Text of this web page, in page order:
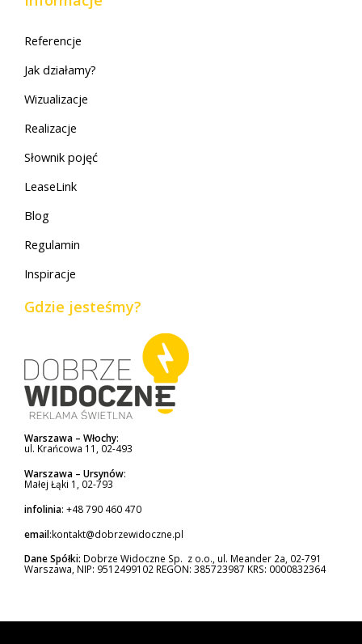
Referencje
Jak działamy?
Wizualizacje
Realizacje
Słownik pojęć
LeaseLink
Blog
Regulamin
Inspiracje
Gdzie jesteśmy?
Warszawa – Włochy:
ul. Krańcowa 11, 02-493
Warszawa – Ursynów:
Małej Łąki 1, 02-793
infolinia: +48 790 460 470
email:kontakt@dobrzewidoczne.pl
Dane Spółki: Dobrze Widoczne Sp. z o.o., ul. Meander 2a, 02-791
Warszawa, NIP: 9512499102 REGON: 385723987 KRS: 0000832364